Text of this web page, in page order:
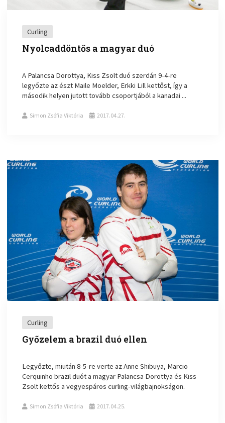
Curling
Nyolcaddöntős a magyar duó
A Palancsa Dorottya, Kiss Zsolt duó szerdán 9-4-re
legyőzte az észt Maile Moelder, Erkki Lill kettőst, így a
második helyen jutott tovább csoportjából a kanadai ...
Simon Zsófia Viktória 2017.04.27.
Curling
Győzelem a brazil duó ellen
Legyőzte, miután 8-5-re verte az Anne Shibuya, Marcio
Cerquinho brazil duót a magyar Palancsa Dorottya és Kiss
Zsolt kettős a vegyespáros curling-világbajnokságon.
Simon Zsófia Viktória 2017.04.25.